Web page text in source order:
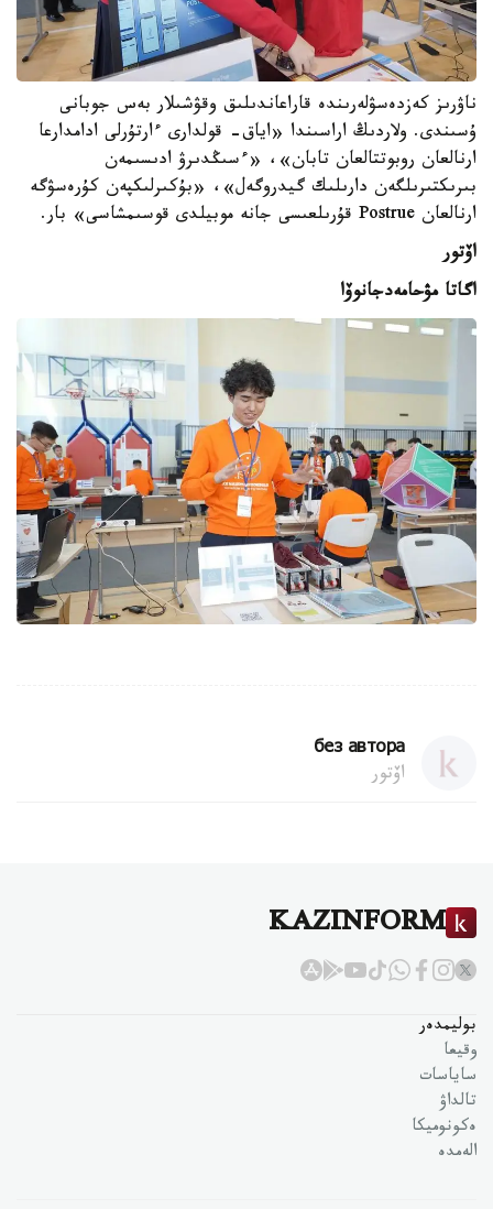
ناۋرىز كەزدەسۋلەرىندە قاراعاندىلىق وقۋشىلار بەس جوبانى
ۇسىندى. ولاردىڭ اراسىندا «اياق- قولدارى ءارتۇرلى ادامدارعا
ارنالعان روبوتتالعان تابان»، «ءسىڭدىرۋ ادىسىمەن
بىرىكتىرىلگەن دارىلىك گيدروگەل»، «بۇكىرلىكپەن كۇرەسۋگە
ارنالعان Postrue قۇرىلعىسى جانە موبيلدى قوسىمشاسى» بار.
اۆتور
اگاتا مۋحامەدجانوۆا
без автора
اۆتور
KAZINFORM
بوليمدەر
وقيعا
ساياسات
تالداۋ
ەكونوميكا
الەمدە